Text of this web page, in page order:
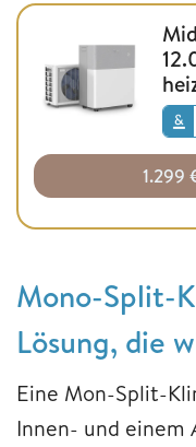
1.299
Mono-Split-
Lösung, die
Eine Mon-Split-
Innen- und einem